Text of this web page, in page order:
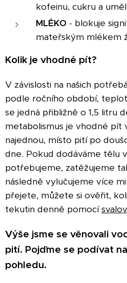
kofeinu, cukru a
MLÉKO - blokuje
mateřským mlékem
Kolik je vhodné pít?
V závislosti na našich
podle ročního období,
se jedná přibližně o 1,5 litru
metabolismus je vhodné pít
najednou, místo pití po
dne. Pokud dodáváme tělu
potřebujeme, zatěžujeme
následně vylučujeme více
přejete, můžete si ověřit,
tekutin denně pomocí
Výše jsme se věnovali
pití. Pojďme se podívat
pohledu.